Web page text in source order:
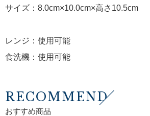
サイズ：8.0cm×10.0cm×高さ10.5cm
レンジ：使用可能
食洗機：使用可能
RECOMMEND
おすすめ商品